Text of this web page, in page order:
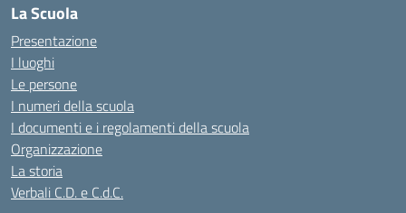
La Scuola
Presentazione
I luoghi
Le persone
I numeri della scuola
I documenti e i regolamenti della scuola
Organizzazione
La storia
Verbali C.D. e C.d.C.